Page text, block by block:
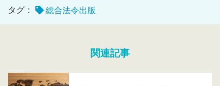
タグ：
総合法令出版
関連記事